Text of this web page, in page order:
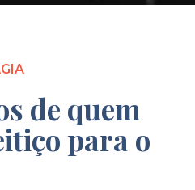
de quem
para o